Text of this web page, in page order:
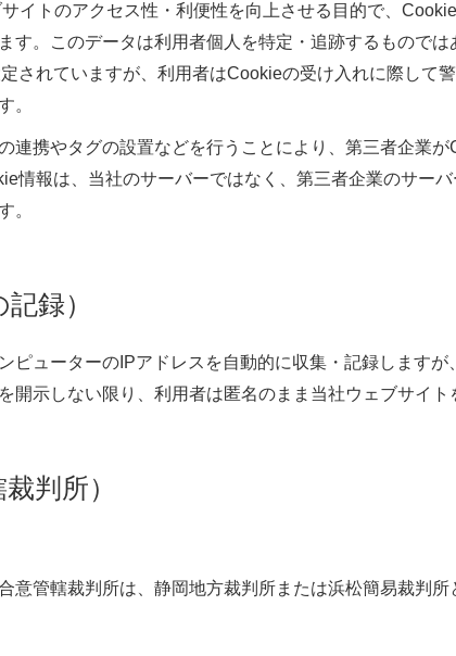
イトのアクセス性・利便性を向上させる目的で、
す。このデータは利用者個人を特定・追跡するもので
されていますが、利用者はCookieの受け入れに際して
。
連携やタグの設置などを行うことにより、第三者企業
情報は、当社のサーバーではなく、第三者企業のサー
。
録）
ピューターのIPアドレスを自動的に収集・記録します
開示しない限り、利用者は匿名のまま当社ウェブサイト
判所）
意管轄裁判所は、静岡地方裁判所または浜松簡易裁判所